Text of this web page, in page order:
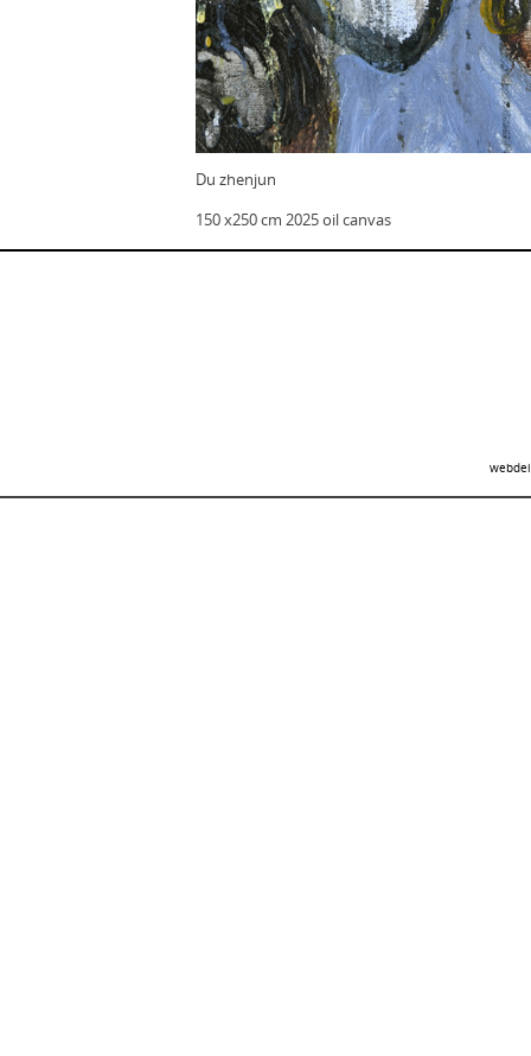
Du zhenjun
150 x250 cm 2025 oil canvas